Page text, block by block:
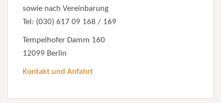
sowie nach Vereinbarung
Tel: (030) 617 09 168 / 169
Tempelhofer Damm 160
12099 Berlin
Kontakt und Anfahrt